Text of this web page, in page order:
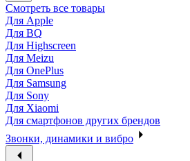
Смотреть все товары
Для Apple
Для BQ
Для Highscreen
Для Meizu
Для OnePlus
Для Samsung
Для Sony
Для Xiaomi
Для смартфонов других брендов
Звонки, динамики и вибро